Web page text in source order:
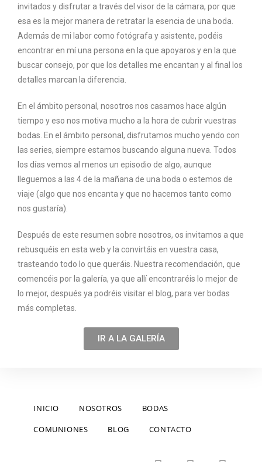
invitados y disfrutar a través del visor de la cámara, por que
esa es la mejor manera de retratar la esencia de una boda.
Además de mi labor como fotógrafa y asistente, podéis
encontrar en mí una persona en la que apoyaros y en la que
buscar consejo, por que los detalles me encantan y al final los
detalles marcan la diferencia.
En el ámbito personal, nosotros nos casamos hace algún
tiempo y eso nos motiva mucho a la hora de cubrir vuestras
bodas. En el ámbito personal, disfrutamos mucho yendo con
las series, siempre estamos buscando alguna nueva. Todos
los días vemos al menos un episodio de algo, aunque
lleguemos a las 4 de la mañana de una boda o estemos de
viaje (algo que nos encanta y que no hacemos tanto como
nos gustaría).
Después de este resumen sobre nosotros, os invitamos a que
rebusquéis en esta web y la convirtáis en vuestra casa,
trasteando todo lo que queráis. Nuestra recomendación, que
comencéis por la galería, ya que allí encontraréis lo mejor de
lo mejor, después ya podréis visitar el blog, para ver bodas
más completas.
IR A LA GALERÍA
INICIO NOSOTROS
BODAS
COMUNIONES
BLOG CONTACTO